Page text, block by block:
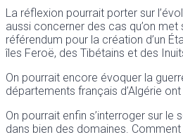
La réflexion pourrait porter sur
aussi concerner des cas qu’on
référendum pour la création d’un
îles Feroë, des Tibétains et des
On pourrait encore évoquer la
départements français d’Algérie
On pourrait enfin s’interroger sur
dans bien des domaines. Comment